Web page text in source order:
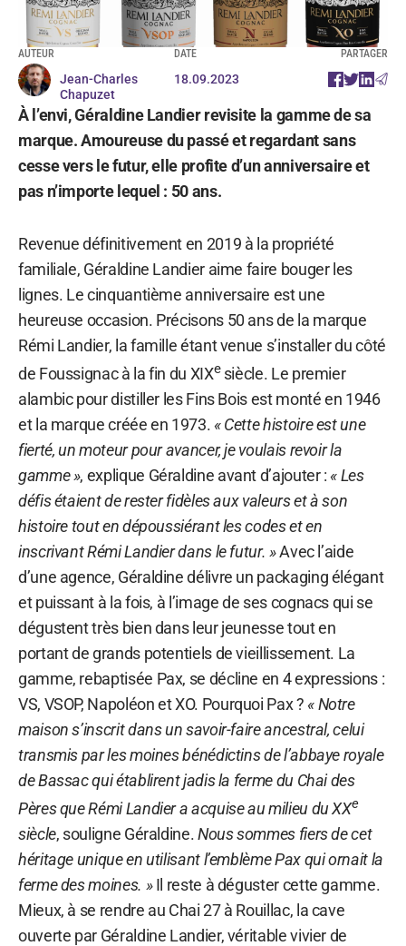
AUTEUR
Jean-Charles
Chapuzet
DATE
18.09.2023
PARTAGER
À l’envi, Géraldine Landier revisite la gamme de sa
marque. Amoureuse du passé et regardant sans
cesse vers le futur, elle profite d’un anniversaire et
pas n’importe lequel : 50 ans.
Revenue définitivement en 2019 à la propriété
familiale, Géraldine Landier aime faire bouger les
lignes. Le cinquantième anniversaire est une
heureuse occasion. Précisons 50 ans de la marque
Rémi Landier, la famille étant venue s’installer du côté
de Foussignac à la fin du XIXesiècle. Le premier
alambic pour distiller les Fins Bois est monté en 1946
et la marque créée en 1973.« Cette histoire est une
fierté, un moteur pour avancer, je voulais revoir la
gamme », explique Géraldine avant d’ajouter :« Les
défis étaient de rester fidèles aux valeurs et à son
histoire tout en dépoussiérant les codes et en
inscrivant Rémi Landier dans le futur. »Avec l’aide
d’une agence, Géraldine délivre un packaging élégant
et puissant à la fois, à l’image de ses cognacs qui se
dégustent très bien dans leur jeunesse tout en
portant de grands potentiels de vieillissement. La
gamme, rebaptisée Pax, se décline en 4 expressions :
VS, VSOP, Napoléon et XO. Pourquoi Pax ?« Notre
maison s’inscrit dans un savoir-faire ancestral, celui
transmis par les moines bénédictins de l’abbaye royale
de Bassac qui établirent jadis la ferme du Chai des
Pères que Rémi Landier a acquise au milieu du XXe
siècle, souligne Géraldine.Nous sommes fiers de cet
héritage unique en utilisant l’emblème Pax qui ornait la
ferme des moines. »Il reste à déguster cette gamme.
Mieux, à se rendre au Chai 27 à Rouillac, la cave
ouverte par Géraldine Landier, véritable vivier de